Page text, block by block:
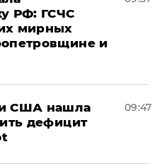
РФ: ГСЧС
мирных
и
США нашла
дефицит
09:47